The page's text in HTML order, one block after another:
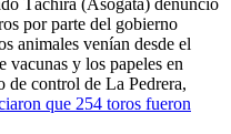
por parte del gobierno
animales venían desde el
vacunas y los papeles en
de control de La Pedrera,
que 254 toros fueron